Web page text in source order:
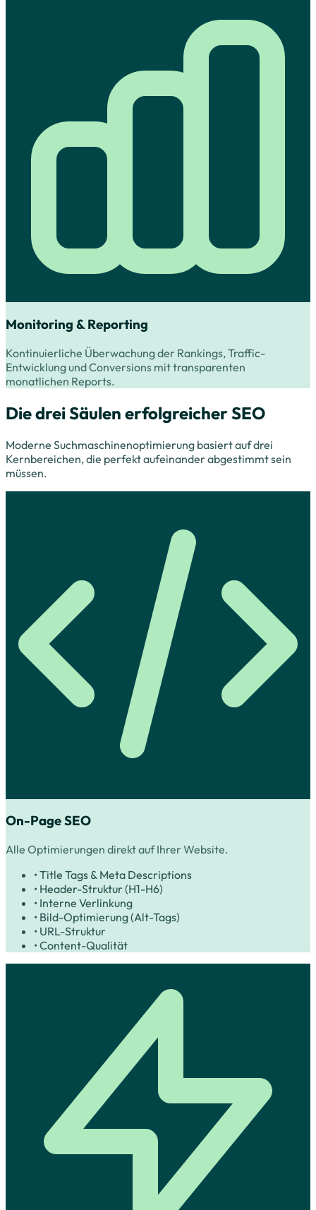
Monitoring & Reporting
Kontinuierliche Überwachung der Rankings, Traffic-
Entwicklung und Conversions mit transparenten
monatlichen Reports.
Die drei Säulen erfolgreicher SEO
Moderne Suchmaschinenoptimierung basiert auf drei
Kernbereichen, die perfekt aufeinander abgestimmt sein
müssen.
On-Page SEO
Alle Optimierungen direkt auf Ihrer Website.
• Title Tags & Meta Descriptions
• Header-Struktur (H1-H6)
• Interne Verlinkung
• Bild-Optimierung (Alt-Tags)
• URL-Struktur
• Content-Qualität